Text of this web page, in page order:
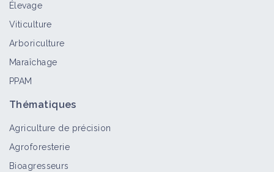
Élevage
Viticulture
Arboriculture
Maraîchage
PPAM
Thématiques
Agriculture de précision
Agroforesterie
Bioagresseurs